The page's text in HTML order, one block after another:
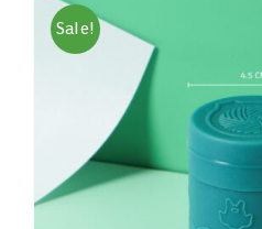
Sale!